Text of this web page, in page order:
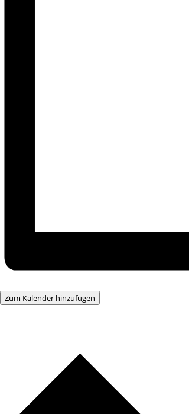
Zum Kalender hinzufügen